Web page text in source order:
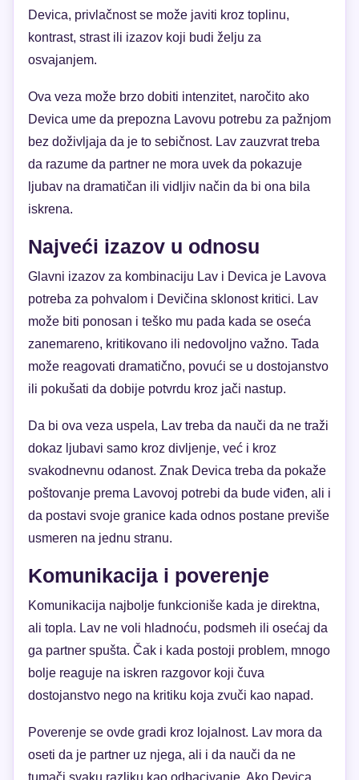
Devica, privlačnost se može javiti kroz toplinu,
kontrast, strast ili izazov koji budi želju za
osvajanjem.
Ova veza može brzo dobiti intenzitet, naročito ako
Devica ume da prepozna Lavovu potrebu za pažnjom
bez doživljaja da je to sebičnost. Lav zauzvrat treba
da razume da partner ne mora uvek da pokazuje
ljubav na dramatičan ili vidljiv način da bi ona bila
iskrena.
Najveći izazov u odnosu
Glavni izazov za kombinaciju Lav i Devica je Lavova
potreba za pohvalom i Devičina sklonost kritici. Lav
može biti ponosan i teško mu pada kada se oseća
zanemareno, kritikovanо ili nedovoljno važno. Tada
može reagovati dramatično, povući se u dostojanstvo
ili pokušati da dobije potvrdu kroz jači nastup.
Da bi ova veza uspela, Lav treba da nauči da ne traži
dokaz ljubavi samo kroz divljenje, već i kroz
svakodnevnu odanost. Znak Devica treba da pokaže
poštovanje prema Lavovoj potrebi da bude viđen, ali i
da postavi svoje granice kada odnos postane previše
usmeren na jednu stranu.
Komunikacija i poverenje
Komunikacija najbolje funkcioniše kada je direktna,
ali topla. Lav ne voli hladnoću, podsmeh ili osećaj da
ga partner spušta. Čak i kada postoji problem, mnogo
bolje reaguje na iskren razgovor koji čuva
dostojanstvo nego na kritiku koja zvuči kao napad.
Poverenje se ovde gradi kroz lojalnost. Lav mora da
oseti da je partner uz njega, ali i da nauči da ne
tumači svaku razliku kao odbacivanje. Ako Devica